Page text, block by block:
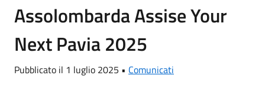
Assolombarda Assise Your
Next Pavia 2025
Pubblicato il 1 luglio 2025 • Comunicati